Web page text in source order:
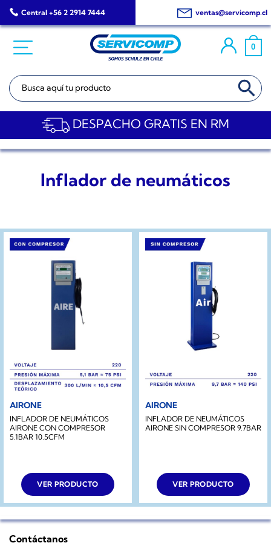
Saltar
al
Central +56 2 2914 7444 ventas@servicomp.cl
0
Buscar: BOTÓN DE
DESPACHO GRATIS EN RM
Inflador de neumáticos
AIRONE
INFLADOR DE NEUMÁTICOS
AIRONE CON COMPRESOR
5.1BAR 10.5CFM
VER PRODUCTO
AIRONE
INFLADOR DE NEUMÁTICOS
AIRONE SIN COMPRESOR 9.7BAR
VER PRODUCTO
Contáctanos